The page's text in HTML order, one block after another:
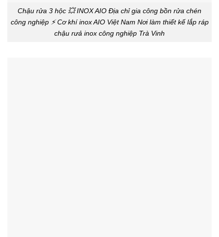
Chậu rửa 3 hộc 💥 INOX AIO Địa chỉ gia công bồn rửa chén
công nghiệp ⚡ Cơ khí inox AIO Việt Nam Nơi làm thiết kế lắp ráp
chậu rưả inox công nghiệp Trà Vinh